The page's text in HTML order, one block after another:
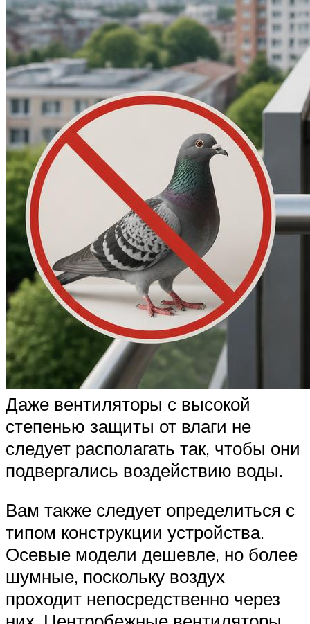
Даже вентиляторы с высокой
степенью защиты от влаги не
следует располагать так, чтобы они
подвергались воздействию воды.
Вам также следует определиться с
типом конструкции устройства.
Осевые модели дешевле, но более
шумные, поскольку воздух
проходит непосредственно через